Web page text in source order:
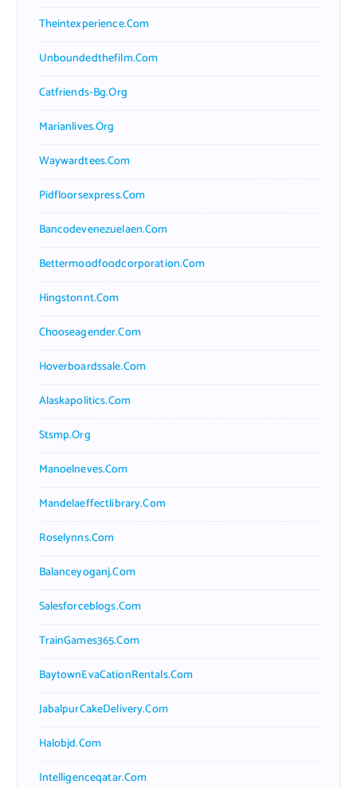
Theintexperience.com
Unboundedthefilm.com
Catfriends-Bg.org
Marianlives.org
Waywardtees.com
Pidfloorsexpress.com
Bancodevenezuelaen.com
Bettermoodfoodcorporation.com
Hingstonnt.com
Chooseagender.com
Hoverboardssale.com
Alaskapolitics.com
Stsmp.org
Manoelneves.com
Mandelaeffectlibrary.com
Roselynns.com
Balanceyoganj.com
Salesforceblogs.com
TrainGames365.com
BaytownEvaCationRentals.com
JabalpurCakeDelivery.com
Halobjd.com
Intelligenceqatar.com